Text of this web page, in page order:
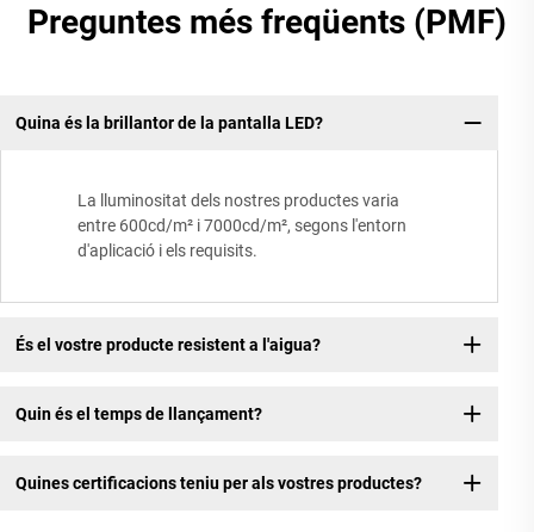
Preguntes més freqüents (PMF)
Quina és la brillantor de la pantalla LED?
La lluminositat dels nostres productes varia
entre 600cd/m² i 7000cd/m², segons l'entorn
d'aplicació i els requisits.
És el vostre producte resistent a l'aigua?
Quin és el temps de llançament?
Quines certificacions teniu per als vostres productes?